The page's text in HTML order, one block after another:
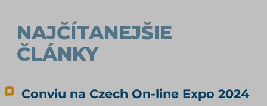
NAJČÍTANEJŠIE
ČLÁNKY
Conviu na Czech On-line Expo 2024